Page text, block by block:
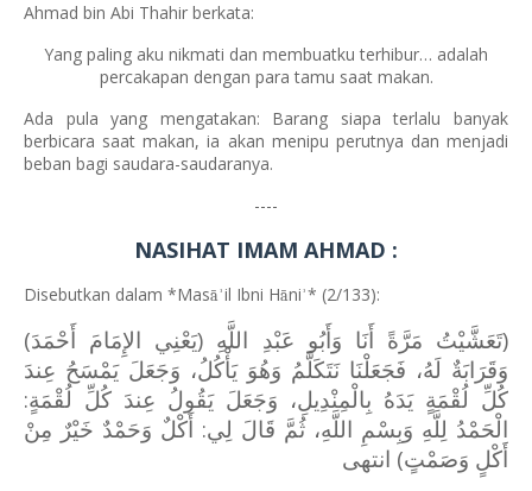
Ahmad bin Abi Thahir berkata:
Yang paling aku nikmati dan membuatku terhibur… adalah
percakapan dengan para tamu saat makan.
Ada pula yang mengatakan: Barang siapa terlalu banyak
berbicara saat makan, ia akan menipu perutnya dan menjadi
beban bagi saudara-saudaranya.
----
NASIHAT IMAM AHMAD :
Disebutkan dalam *Masāʾil Ibni Hāniʾ* (2/133):
(تَعَشَّيْتُ مَرَّةً أَنَا وَأَبُو عَبْدِ اللَّهِ (يَعْنِي الإِمَامَ أَحْمَدَ)
وَقَرَابَةٌ لَهُ، فَجَعَلْنَا نَتَكَلَّمُ وَهُوَ يَأْكُلُ، وَجَعَلَ يَمْسَحُ عِندَ
كُلِّ لُقْمَةٍ يَدَهُ بِالْمِنْدِيلِ، وَجَعَلَ يَقُولُ عِندَ كُلِّ لُقْمَةٍ:
الْحَمْدُ لِلَّهِ وَبِسْمِ اللَّهِ، ثُمَّ قَالَ لِي: أَكْلٌ وَحَمْدٌ خَيْرٌ مِنْ
أَكْلٍ وَصَمْتٍ) انتهى